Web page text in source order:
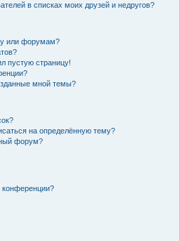
в списках моих друзей и недругов?
или форумам?
пустую страницу!
мной темы?
на определённую тему?
форум?
конференции?